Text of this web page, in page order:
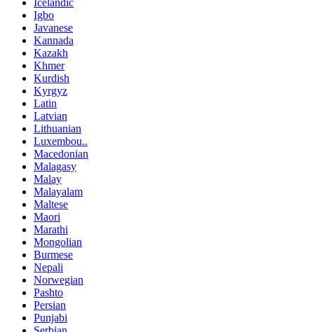
Igbo
Javanese
Kannada
Kazakh
Khmer
Kurdish
Kyrgyz
Latin
Latvian
Lithuanian
Luxembou..
Macedonian
Malagasy
Malay
Malayalam
Maltese
Maori
Marathi
Mongolian
Burmese
Nepali
Norwegian
Pashto
Persian
Punjabi